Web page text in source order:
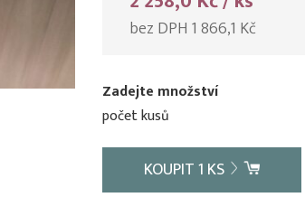
bez DPH 1 866,1 Kč
Zadejte množství
počet kusů
KOUPIT1 KS